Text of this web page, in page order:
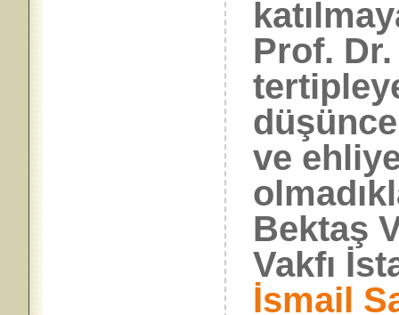
Prof. Dr.
ve
Bektaş
Vakfı
İsmail